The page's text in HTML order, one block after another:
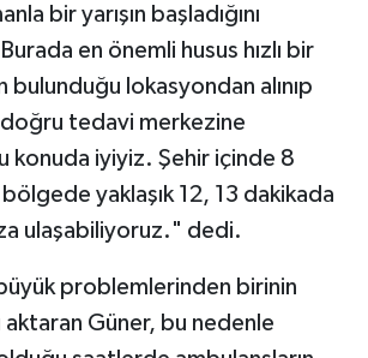
bir yarışın başladığını
en önemli husus hızlı bir
bulunduğu lokasyondan alınıp
tedavi merkezine
konuda iyiyiz. Şehir içinde 8
bölgede yaklaşık 12, 13 dakikada
ulaşabiliyoruz." dedi.
problemlerinden birinin
Güner, bu nedenle